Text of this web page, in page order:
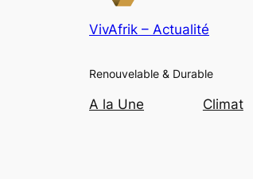
VivAfrik – Actualité
Renouvelable & Durable
A la Une Climat